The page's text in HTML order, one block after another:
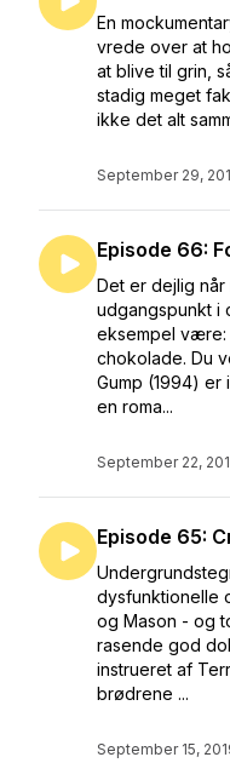
En
vrede over at
at blive til grin,
stadig meget
ikke det alt
September 29,
Episode 66:
Det er dejlig
udgangspunkt i
eksempel
chokolade. Du
Gump (1994) er
en roma...
September 22,
Episode 65:
dysfunktionelle
og Mason - og
rasende god
instrueret af
brødrene ...
September 15,